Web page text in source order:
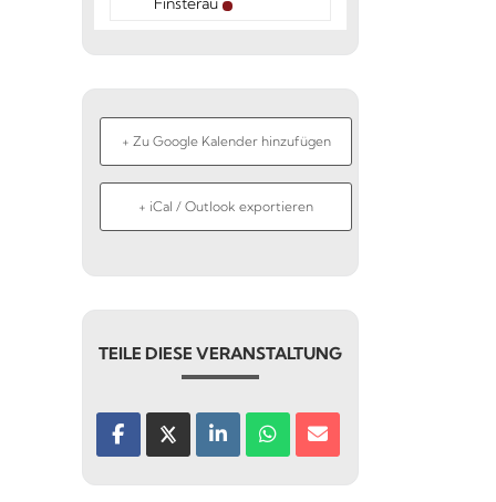
+ Zu Google Kalender hinzufügen
+ iCal / Outlook exportieren
TEILE DIESE VERANSTALTUNG